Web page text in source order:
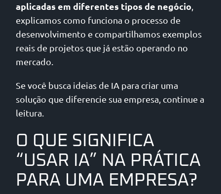
aplicadas em diferentes tipos de negócio,
explicamos como funciona o processo de
desenvolvimento e compartilhamos exemplos
reais de projetos que já estão operando no
mercado.
Se você busca ideias de IA para criar uma
solução que diferencie sua empresa, continue a
leitura.
O QUE SIGNIFICA
“USAR IA” NA PRÁTICA
PARA UMA EMPRESA?